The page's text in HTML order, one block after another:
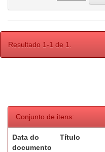
Resultado 1-1 de 1.
Conjunto de itens:
Data do
documento
Título